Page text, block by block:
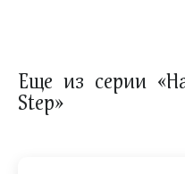
Еще из серии
Step»